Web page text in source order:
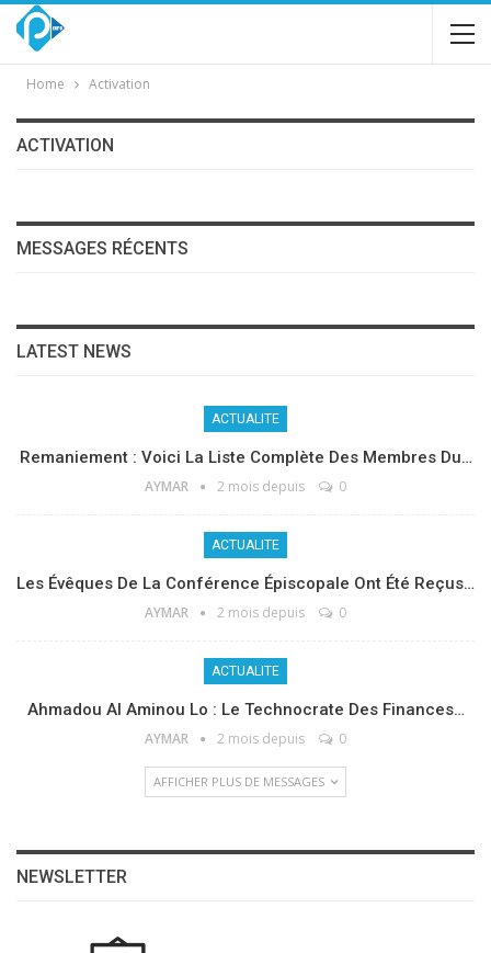
Home Activation
ACTIVATION
MESSAGES RÉCENTS
LATEST NEWS
ACTUALITE
Remaniement : Voici La Liste Complète Des Membres Du…
AYMAR 2 mois depuis 0
ACTUALITE
Les Évêques De La Conférence Épiscopale Ont Été Reçus…
AYMAR 2 mois depuis 0
ACTUALITE
Ahmadou Al Aminou Lo : Le Technocrate Des Finances…
AYMAR 2 mois depuis 0
AFFICHER PLUS DE MESSAGES
NEWSLETTER